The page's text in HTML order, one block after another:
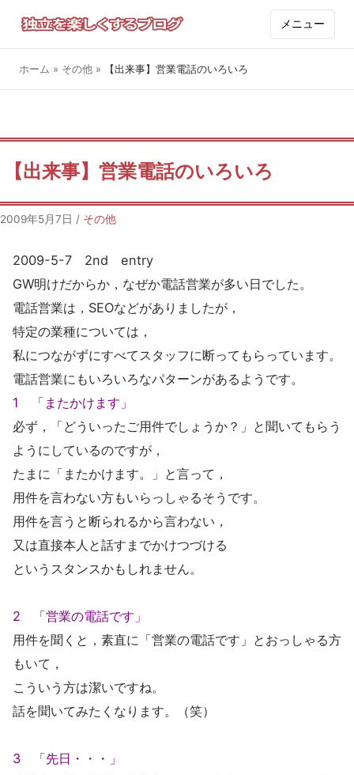
メニュー
ホーム » その他 » 【出来事】営業電話のいろいろ
【出来事】営業電話のいろいろ
2009年5月7日 / その他
2009-5-7 2nd entry
GW明けだからか，なぜか電話営業が多い日でした。
電話営業は，SEOなどがありましたが，
特定の業種については，
私につながずにすべてスタッフに断ってもらっています。
電話営業にもいろいろなパターンがあるようです。
1 「またかけます」
必ず，「どういったご用件でしょうか？」と聞いてもらう
ようにしているのですが，
たまに「またかけます。」と言って，
用件を言わない方もいらっしゃるそうです。
用件を言うと断られるから言わない，
又は直接本人と話すまでかけつづける
というスタンスかもしれません。
2 「営業の電話です」
用件を聞くと，素直に「営業の電話です」とおっしゃる方
もいて，
こういう方は潔いですね。
話を聞いてみたくなります。（笑）
3 「先日・・・」